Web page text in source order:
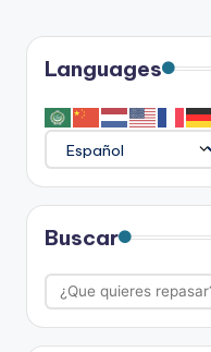
Languages
Buscar